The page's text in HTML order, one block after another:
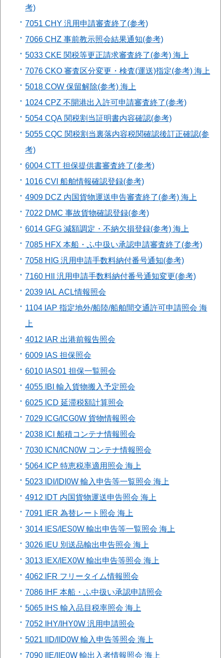
考)
7051 CHY 汎用申請審査終了(参考)
7066 CHZ 事前教示照会結果通知(参考)
5033 CKE 関税等更正請求審査終了(参考) 海上
7076 CKO 審査区分変更・検査(運送)指定(参考) 海上
5018 COW 保留解除(参考) 海上
1024 CPZ 不開港出入許可申請審査終了(参考)
5054 CQA 関税割当証明書内容確認(参考)
5055 CQC 関税割当裏落内容税関確認後訂正確認(参
考)
6004 CTT 担保提供書審査終了(参考)
1016 CVI 船舶情報確認登録(参考)
4909 DCZ 内国貨物運送申告審査終了(参考) 海上
7022 DMC 事故貨物確認登録(参考)
6014 GFG 減額調定・不納欠損登録(参考) 海上
7085 HFX 本船・ふ中扱い承認申請審査終了(参考)
7058 HIG 汎用申請手数料納付番号通知(参考)
7160 HII 汎用申請手数料納付番号通知変更(参考)
2039 IAL ACL情報照会
1104 IAP 指定地外/船陸/船舶間交通許可申請照会 海
上
4012 IAR 出港前報告照会
6009 IAS 担保照会
6010 IAS01 担保一覧照会
4055 IBI 輸入貨物搬入予定照会
6025 ICD 延滞税額計算照会
7029 ICG/ICG0W 貨物情報照会
2038 ICI 船積コンテナ情報照会
7030 ICN/ICN0W コンテナ情報照会
5064 ICP 特恵税率適用照会 海上
5023 IDI/IDI0W 輸入申告等一覧照会 海上
4912 IDT 内国貨物運送申告照会 海上
7091 IER 為替レート照会 海上
3014 IES/IES0W 輸出申告等一覧照会 海上
3026 IEU 別送品輸出申告照会 海上
3013 IEX/IEX0W 輸出申告等照会 海上
4062 IFR フリータイム情報照会
7086 IHF 本船・ふ中扱い承認申請照会
5065 IHS 輸入品目税率照会 海上
7052 IHY/IHY0W 汎用申請照会
5021 IID/IID0W 輸入申告等照会 海上
7090 IIE/IIE0W 輸出入者情報照会 海上